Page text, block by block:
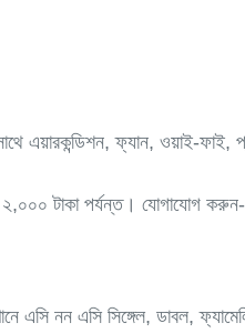
এয়ারকন্ডিশন, ফ্যান, ওয়াই-
২,০০০ টাকা পর্যন্ত। যোগাযোগ
এসি নন এসি সিঙ্গেল, ডাবল,